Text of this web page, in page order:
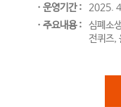
ㆍ운영기간 :
2025.
ㆍ주요내용 :
심폐소
전퀴즈,